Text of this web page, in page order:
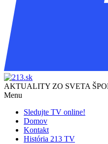
AKTUALITY ZO SVETA
Menu
Sledujte TV online!
Domov
Kontakt
História 213 TV